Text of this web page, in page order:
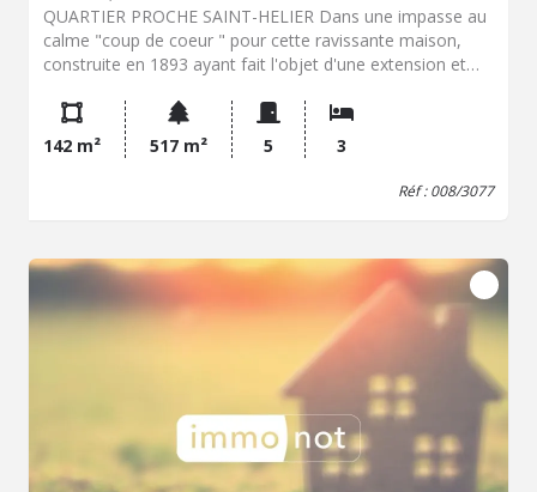
QUARTIER PROCHE SAINT-HELIER Dans une impasse au
calme "coup de coeur " pour cette ravissante maison,
construite en 1893 ayant fait l'objet d'une extension et
son charmant jardin clos aux diverses essences
d'arbustes, de fleurs, de senteurs et composée comme
suit : Au rez-de-chaussée : une entrée, superbe séjour-
salon sur vaste terrasse plein sud, cuisine aménagée et
deux grandes chambres, salle d'eau avec WC. Jardin clos
de murs et arboré avec stationnement. Parcelle de
517m²environ. Prix net vendeur : 645.000,00 € Honoraires
de négociation 25.000,00 € - Classe énergie : D - Classe
climat : D - Montant estimé des dépenses annuelles
d'énergie pour un usage standard : 1950 à 2680 € (base
2026) - Prix Hon. Négo Inclus : 670 000 € dont 3,88% Hon.
Négo TTC charge acq. Prix Hors Hon. Négo :645 000 € -
Réf : 008/3077
142 m² 517 m² 5 3
Réf : 008/3077